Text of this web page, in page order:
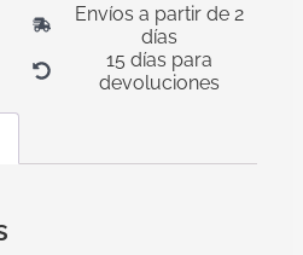
Envíos a partir de 2
días
15 días para
devoluciones